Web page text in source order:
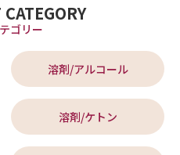
ゴリー
溶剤/アルコール
溶剤/ケトン